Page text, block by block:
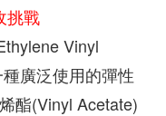
挑戰
Vinyl
廣泛使用的彈性
酯(Vinyl Acetate)